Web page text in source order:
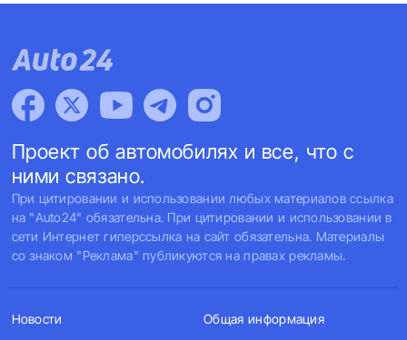
Проект об автомобилях и все, что с
ними связано.
При цитировании и использовании любых материалов ссылка
на "Auto24" обязательна. При цитировании и использовании в
сети Интернет гиперссылка на сайт обязательна. Материалы
со знаком "Реклама" публикуются на правах рекламы.
Новости Общая информация